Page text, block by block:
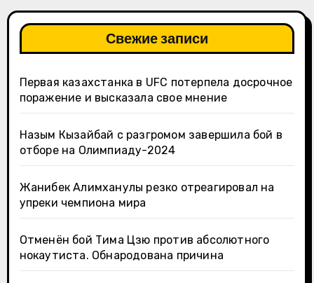
Свежие записи
Первая казахстанка в UFC потерпела досрочное
поражение и высказала свое мнение
Назым Кызайбай с разгромом завершила бой в
отборе на Олимпиаду-2024
Жанибек Алимханулы резко отреагировал на
упреки чемпиона мира
Отменён бой Тима Цзю против абсолютного
нокаутиста. Обнародована причина